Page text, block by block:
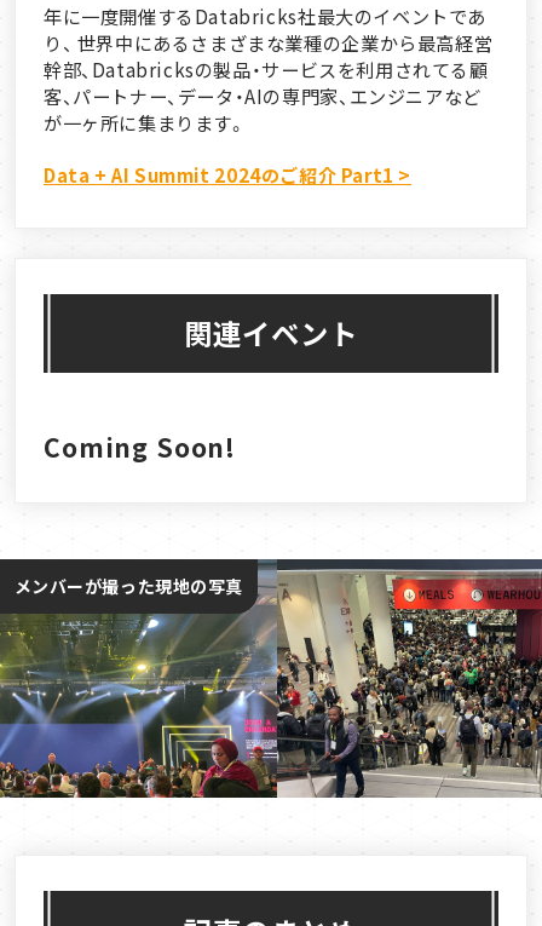
年に一度開催するDatabricks社最大のイベントであ
り、 世界中にあるさまざまな業種の企業から最高経営
幹部、Databricksの製品・サービスを利用されてる顧
客、パートナー、データ・AIの専門家、エンジニアなど
が一ヶ所に集まります。
Data + AI Summit 2024のご紹介 Part1 >
関連イベント
Coming Soon!
メンバーが撮った現地の写真